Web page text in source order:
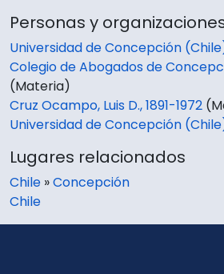
Personas y
Universidad de Concepción
Colegio de Abogados de
(Materia)
Cruz Ocampo, Luis D., 1891-1972
Universidad de Concepción
Lugares relacionados
Chile »Concepción
Chile